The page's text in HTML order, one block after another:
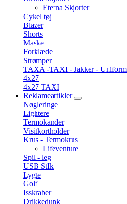
Eterna Skjorter
Cykel tøj
Blazer
Shorts
Maske
Forklæde
Strømper
TAXA -TAXI - Jakker - Uniform
4x27
4x27 TAXI
Reklameartikler
Nøgleringe
Lightere
Termokander
Visitkortholder
Krus - Termokrus
Lifeventure
Spil - leg
USB StIk
Lygte
Golf
Isskraber
Drikkedunk